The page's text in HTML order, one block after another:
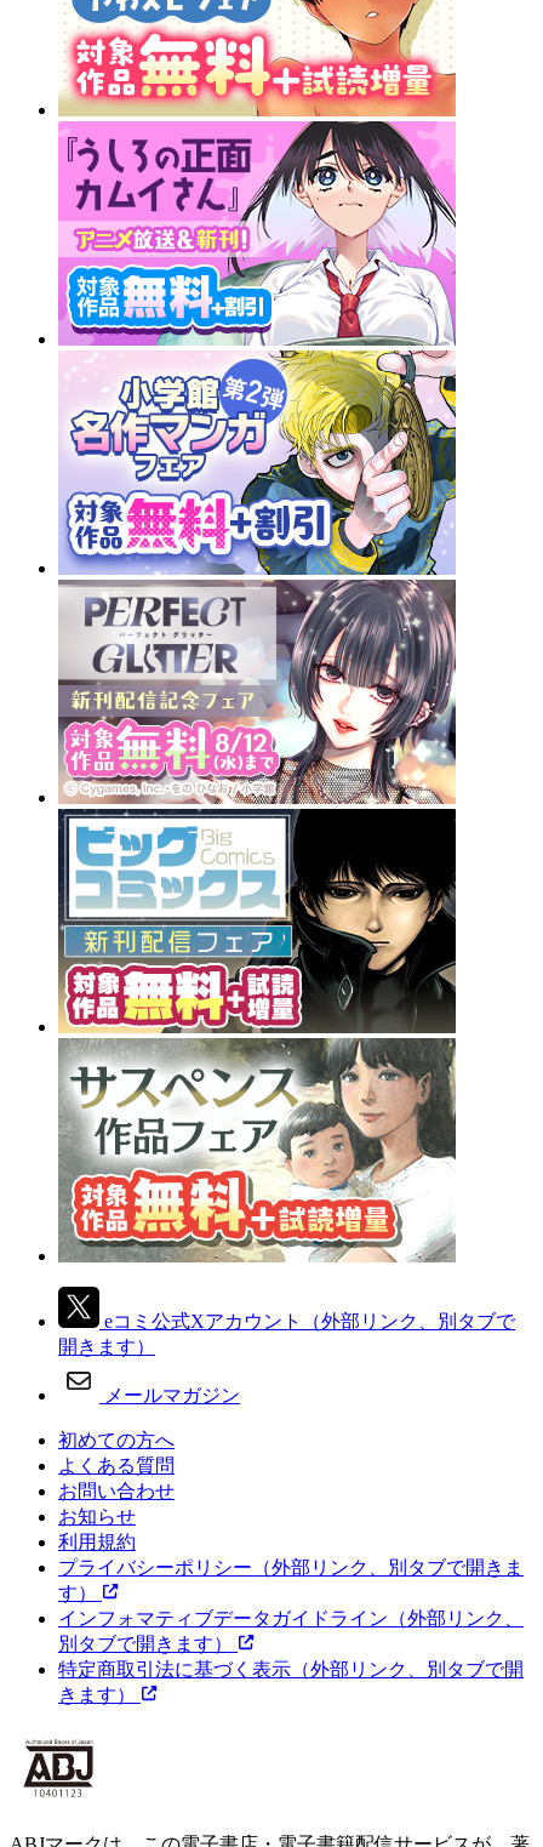
eコミ公式Xアカウント
（外部リンク、別タブで
開きます）
メールマガジン
初めての方へ
よくある質問
お問い合わせ
お知らせ
利用規約
プライバシーポリシー （外部リンク、別タブで開きま
す）
インフォマティブデータガイドライン （外部リンク、
別タブで開きます）
特定商取引法に基づく表示 （外部リンク、別タブで開
きます）